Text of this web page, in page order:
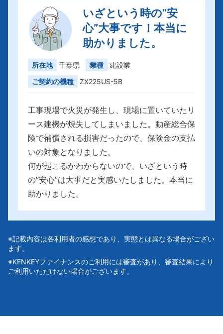
いざという時の”安
心”大事です！本当に
助かりました。
所在地 千葉県 業種
建設業
ご契約の機種
ZX225US-5B
工事現場で火災が発生し、現場に置いていたリ
ース建機が焼失してしまいました。動産総合保
険で補償される損害だったので、保険金の支払
いの対象となりました。
何が起こるかわからないので、いざという時
の”安心”は大事だと実感いたしました。本当に
助かりました。
※記載内容は各利用者の感想であり、実態とは異なる場合がござい
ます。
※KENKEYファイナンスのご利用には審査があり、審査結果により
ご利用いただけない場合がございます。